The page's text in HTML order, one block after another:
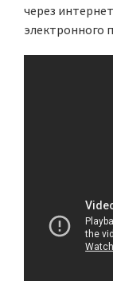
через
электронного